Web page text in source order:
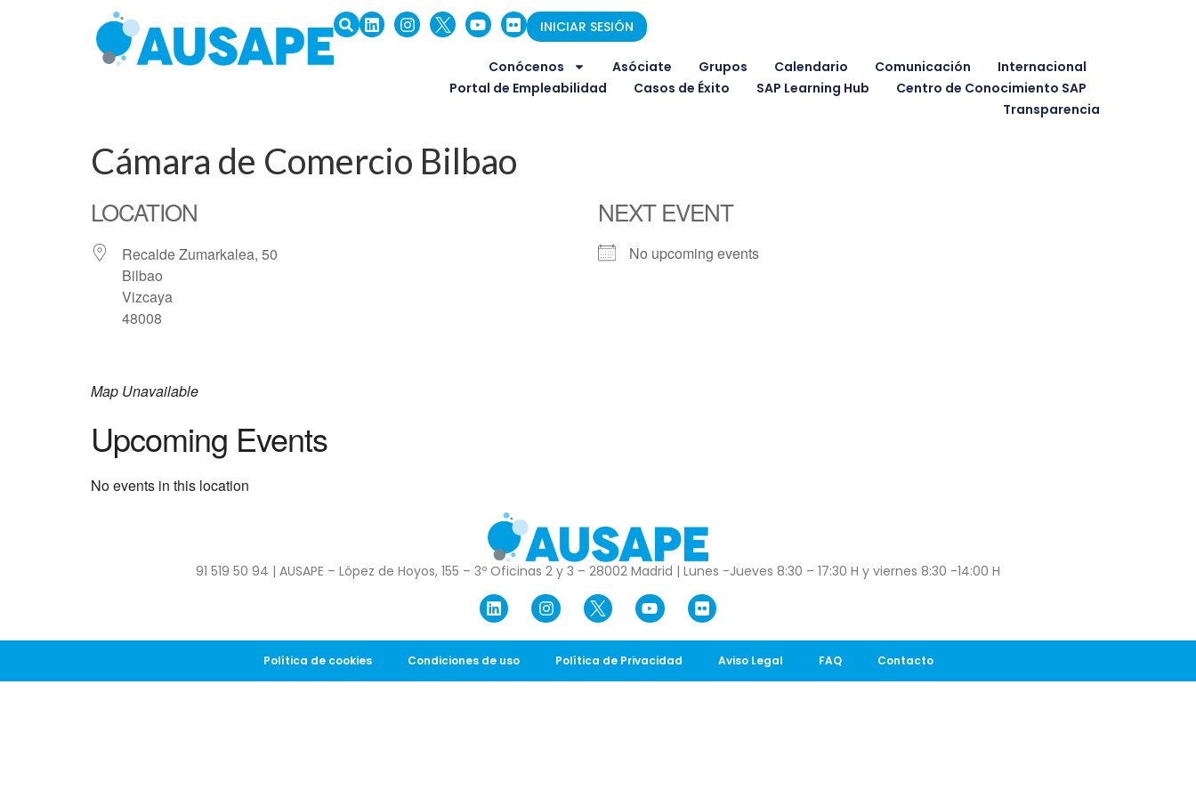
INICIAR SESIÓN
Conócenos Asóciate Grupos Calendario Comunicación
Internacional
Portal de Empleabilidad
Casos de Éxito SAP Learning Hub
Centro de Conocimiento SAP
Transparencia
Cámara de Comercio Bilbao
LOCATION
Recalde Zumarkalea, 50
Bilbao
Vizcaya
48008
NEXT EVENT
No upcoming events
Map Unavailable
Upcoming Events
No events in this location
91 519 50 94 | AUSAPE – López de Hoyos, 155 – 3º Oficinas 2 y 3 – 28002 Madrid | Lunes -Jueves 8:30 – 17:30 H y viernes 8:30 -14:00 H
Política de cookies Condiciones de uso Política de Privacidad Aviso Legal FAQ Contacto